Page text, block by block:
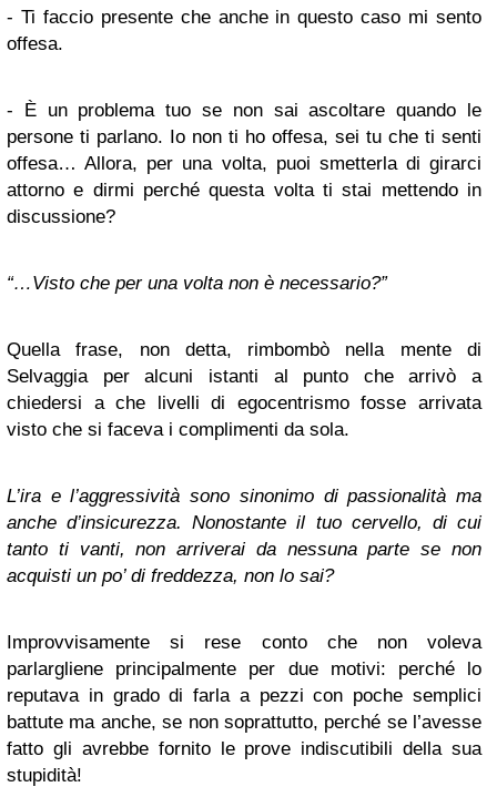
- Ti faccio presente che anche in questo caso mi sento
offesa.
- È un problema tuo se non sai ascoltare quando le
persone ti parlano. Io non ti ho offesa, sei tu che ti senti
offesa… Allora, per una volta, puoi smetterla di girarci
attorno e dirmi perché questa volta ti stai mettendo in
discussione?
“…Visto che per una volta non è necessario?”
Quella frase, non detta, rimbombò nella mente di
Selvaggia per alcuni istanti al punto che arrivò a
chiedersi a che livelli di egocentrismo fosse arrivata
visto che si faceva i complimenti da sola.
L’ira e l’aggressività sono sinonimo di passionalità ma
anche d’insicurezza. Nonostante il tuo cervello, di cui
tanto ti vanti, non arriverai da nessuna parte se non
acquisti un po’ di freddezza, non lo sai?
Improvvisamente si rese conto che non voleva
parlargliene principalmente per due motivi: perché lo
reputava in grado di farla a pezzi con poche semplici
battute ma anche, se non soprattutto, perché se l’avesse
fatto gli avrebbe fornito le prove indiscutibili della sua
stupidità!